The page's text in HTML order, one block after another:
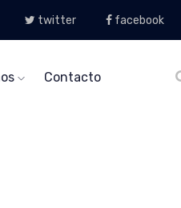
twitter facebook
Contacto